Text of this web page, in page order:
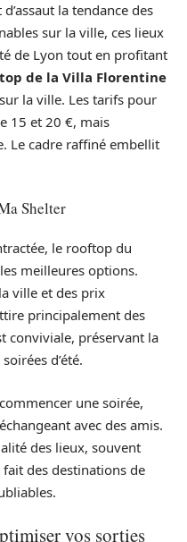
la tendance des
sur la ville, ces lieux
de Lyon tout en profitant
de la Villa Florentine
la ville. Les tarifs pour
15 et 20 €, mais
Le cadre raffiné embellit
Shelter
le rooftop du
meilleures options.
ville et des prix
principalement des
conviviale, préservant la
d’été.
une soirée,
avec des amis.
des lieux, souvent
des destinations de
vos sorties